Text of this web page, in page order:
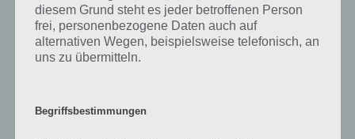
Level
Ebenfalls im gleichen Level wie “Beliebter Urlaubsort bei Deutschen”
diesem Grund steht es jeder betroffenen Person
frei, personenbezogene Daten auch auf
alternativen Wegen, beispielsweise telefonisch, an
uns zu übermitteln.
Begriffsbestimmungen